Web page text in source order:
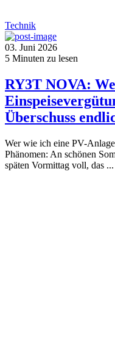
Technik
03. Juni 2026
5 Minuten zu lesen
RY3T NOVA:
Überschuss
Wer wie ich eine PV-
Phänomen: An schönen
späten Vormittag voll, das ...